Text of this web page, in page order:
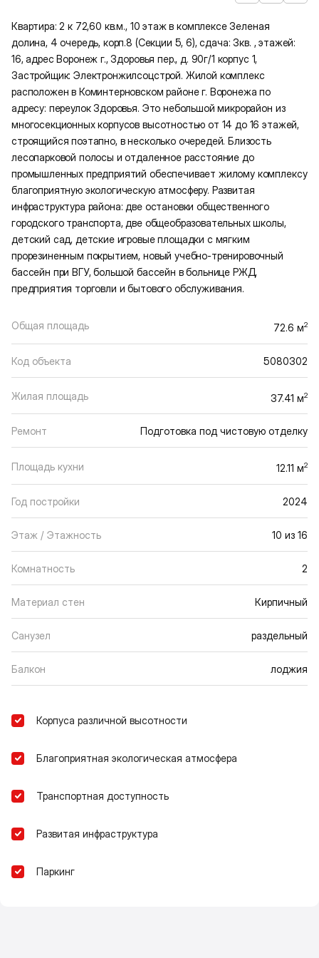
Квартира: 2 к 72,60 кв.м., 10 этаж в комплексе Зеленая
долина, 4 очередь, корп.8 (Секции 5, 6), сдача: 3кв. , этажей:
16, адрес Воронеж г., Здоровья пер., д. 90г/1 корпус 1,
Застройщик: Электронжилсоцстрой. Жилой комплекс
расположен в Коминтерновском районе г. Воронежа по
адресу: переулок Здоровья. Это небольшой микрорайон из
многосекционных корпусов высотностью от 14 до 16 этажей,
строящийся поэтапно, в несколько очередей. Близость
лесопарковой полосы и отдаленное расстояние до
промышленных предприятий обеспечивает жилому комплексу
благоприятную экологическую атмосферу. Развитая
инфраструктура района: две остановки общественного
городского транспорта, две общеобразовательных школы,
детский сад, детские игровые площадки с мягким
прорезиненным покрытием, новый учебно-тренировочный
бассейн при ВГУ, большой бассейн в больнице РЖД,
предприятия торговли и бытового обслуживания.
Общая площадь 72.6 м2
Код объекта 5080302
Жилая площадь 37.41 м2
Ремонт Подготовка под чистовую отделку
Площадь кухни 12.11 м2
Год постройки 2024
Этаж / Этажность 10 из 16
Комнатность 2
Материал стен Кирпичный
Санузел раздельный
Балкон лоджия
Корпуса различной высотности
Благоприятная экологическая атмосфера
Транспортная доступность
Развитая инфраструктура
Паркинг